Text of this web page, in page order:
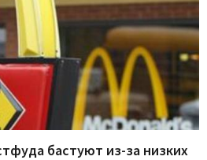
бастуют из-за низких